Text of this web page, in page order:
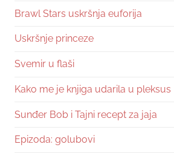
Brawl Stars uskršnja euforija
Uskršnje princeze
Svemir u flaši
Kako me je knjiga udarila u pleksus
Sunđer Bob i Tajni recept za jaja
Epizoda: golubovi